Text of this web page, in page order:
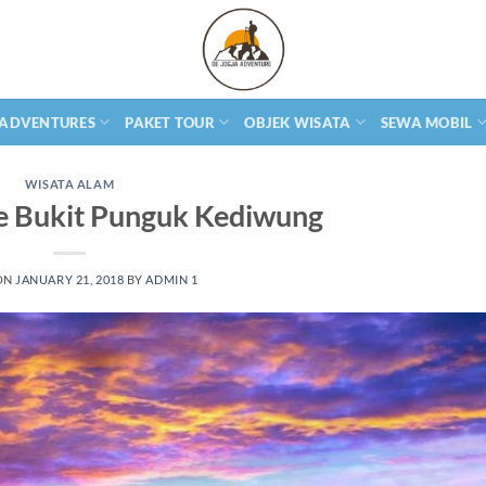
PAKET TOUR OBJEK WISATA SEWA MOBIL
WISATA ALAM
Bukit Punguk Kediwung
JANUARY 21, 2018 BY ADMIN 1